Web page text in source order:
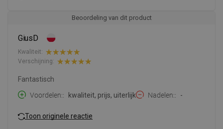
Beoordeling van dit product
GiusD
Kwaliteit:
Verschijning:
Fantastisch
Voordelen:
kwaliteit, prijs, uiterlijk Nadelen: -
Toon originele reactie